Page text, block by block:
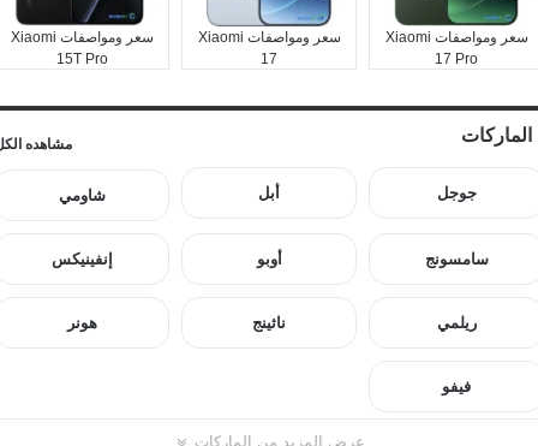
سعر ومواصفات Xiaomi
17 Pro
سعر ومواصفات Xiaomi
17
سعر ومواصفات Xiaomi
15T Pro
الماركات مشاهده
جوجل أبل شاومي
سامسونج أوبو إنفينيكس
ريلمي ناثينج هونر
فيفو
عرض المزيد من الماركات